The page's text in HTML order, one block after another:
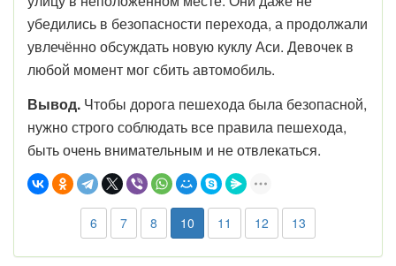
убедились в безопасности перехода, а продолжали
увлечённо обсуждать новую куклу Аси. Девочек в
любой момент мог сбить автомобиль.
Вывод. Чтобы дорога пешехода была безопасной,
нужно строго соблюдать все правила пешехода,
быть очень внимательным и не отвлекаться.
6 7 8 10 11 12 13